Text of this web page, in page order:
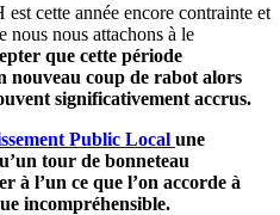
cette année encore contrainte et
nous nous attachons à le
que cette période
nouveau coup de rabot alors
significativement accrus.
Public Local une
tour de bonneteau
à l’un ce que l’on accorde à
incompréhensible.